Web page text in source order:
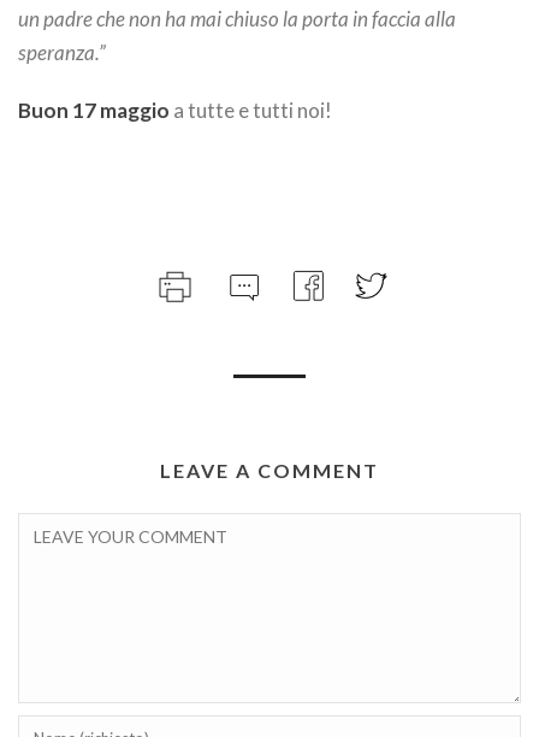
un padre che non ha mai chiuso la porta in faccia alla
speranza.”
Buon 17 maggio a tutte e tutti noi!
LEAVE A COMMENT